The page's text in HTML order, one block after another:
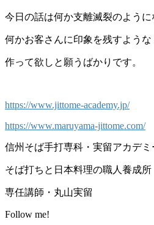
今日の話は何か支離滅裂のように
何かお客さんに印象を残すような
作って欲しと願うばかりです。
https://www.jittome-academy.jp/
https://www.maruyama-jittome.com/
信州そば手打専科・実留アカデミ
そば打ちと日本料理の職人養成所
専任講師・丸山実留
Follow me!